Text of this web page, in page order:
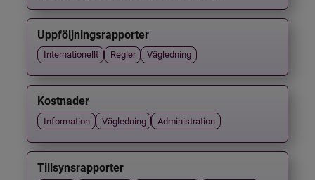
Uppföljningsrapporter
Internationellt Regler Vägledning
Kostnader
Information Vägledning Administration
Tillsynsrapporter